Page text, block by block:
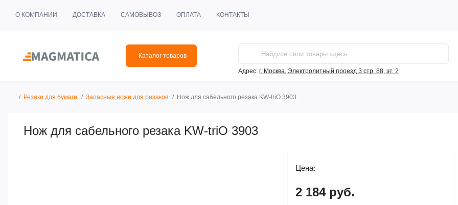
О КОМПАНИИ ДОСТАВКА САМОВЫВОЗ ОПЛАТА КОНТАКТЫ
Каталог товаров
Адрес: г. Москва, Электролитный проезд 3 стр. 88, эт. 2
Резаки для бумаги Запасные ножи для резаков Нож для сабельного резака KW-triO 3903
Нож для сабельного резака KW-triO 3903
Цена:
2 184 руб.